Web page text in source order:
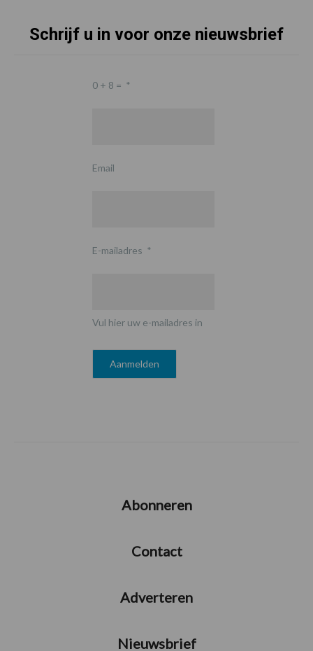
Schrijf u in voor onze nieuwsbrief
0 + 8 = *
Email
E-mailadres *
Vul hier uw e-mailadres in
Abonneren
Contact
Adverteren
Nieuwsbrief